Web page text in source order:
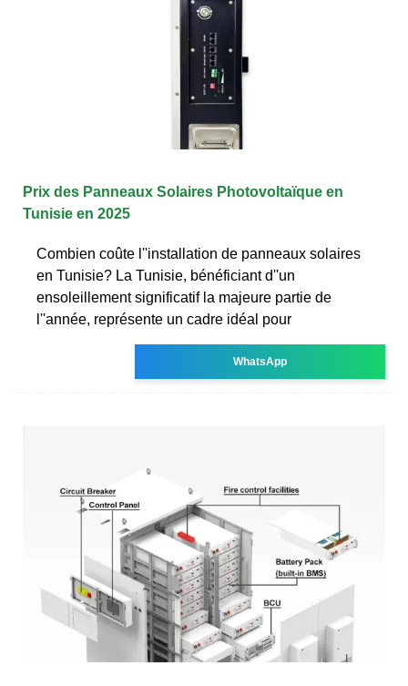
Prix des Panneaux Solaires Photovoltaïque en
Tunisie en 2025
Combien coûte l''installation de panneaux solaires
en Tunisie? La Tunisie, bénéficiant d''un
ensoleillement significatif la majeure partie de
l''année, représente un cadre idéal pour
WhatsApp